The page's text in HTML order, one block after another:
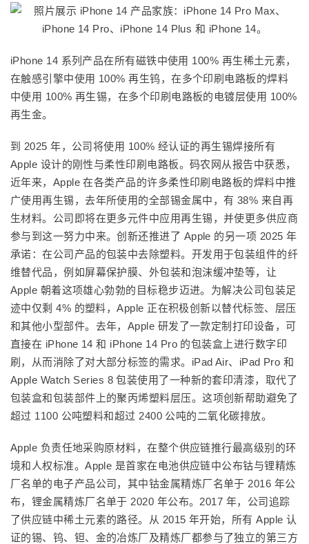
iPhone 14 系列产品在所有磁铁中使用 100% 再生稀土元素，
在触感引擎中使用 100% 再生钨，在多个印刷电路板的焊料
中使用 100% 再生锡，在多个印刷电路板的电镀层使用 100%
再生金。
到 2025 年，公司将使用 100% 经认证的再生锡焊接所有
Apple 设计的刚性与柔性印刷电路板。码农网从报告中获悉，
近年来，Apple 在各类产品的许多柔性印刷电路板的焊料中推
广使用再生锡，去年所使用的全部锡金属中，有 38% 来自再
生材料。公司即将在更多元件中应用再生锡，并使更多供应商
参与到这一努力中来。创新还推进了 Apple 的另一项 2025 年
承诺：在公司产品的包装中去除塑料。开发用于包装组件的纤
维替代品，例如屏幕保护膜、外包装和泡沫缓冲垫等，让
Apple 朝着这项雄心勃勃的目标稳步迈进。为解决公司包装足
迹中仅剩 4% 的塑料，Apple 正在积极创新以替代标签、层压
和其他小型部件。去年，Apple 研发了一款定制打印设备，可
直接在 iPhone 14 和 iPhone 14 Pro 的包装盒上进行数字印
刷，从而消除了对大部分标签的需求。iPad Air、iPad Pro 和
Apple Watch Series 8 包装使用了一种新的套印清漆，取代了
包装盒和包装部件上的聚丙烯塑料层压。这项创新帮助避免了
超过 1100 公吨塑料和超过 2400 公吨的二氧化碳排放。
Apple 负责任地采购原材料，在整个供应链推行最高级别的环
境和人权标准。Apple 是首家在电池供应链中公布钴与锂精炼
厂名单的电子产品公司，其中钴金属精炼厂名单于 2016 年公
布，锂金属精炼厂名单于 2020 年公布。2017 年，公司追踪
了供应链中稀土元素的路径。从 2015 年开始，所有 Apple 认
证的锡、钨、钽、金的冶炼厂及精炼厂都参与了独立的第三方